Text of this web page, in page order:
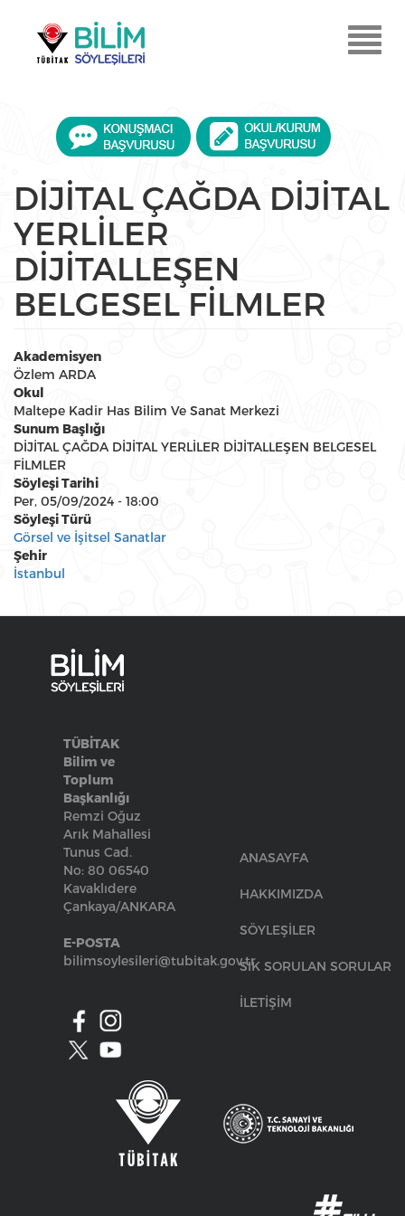
Menu
Aç
DİJİTAL ÇAĞDA DİJİTAL
YERLİLER
DİJİTALLEŞEN
BELGESEL FİLMLER
Akademisyen
Özlem ARDA
Okul
Maltepe Kadir Has Bilim Ve Sanat Merkezi
Sunum Başlığı
DİJİTAL ÇAĞDA DİJİTAL YERLİLER DİJİTALLEŞEN BELGESEL
FİLMLER
Söyleşi Tarihi
Per, 05/09/2024 - 18:00
Söyleşi Türü
Görsel ve İşitsel Sanatlar
Şehir
İstanbul
TÜBİTAK
Bilim ve
Toplum
Başkanlığı
Remzi Oğuz
Arık Mahallesi
Tunus Cad.
No: 80 06540
Kavaklıdere
Çankaya/ANKARA
E-POSTA
bilimsoylesileri@tubitak.gov.tr
ANASAYFA
HAKKIMIZDA
SÖYLEŞİLER
SIK SORULAN SORULAR
İLETİŞİM